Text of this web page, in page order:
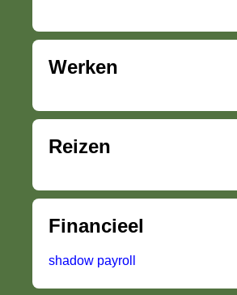
Werken
Reizen
Financieel
shadow payroll